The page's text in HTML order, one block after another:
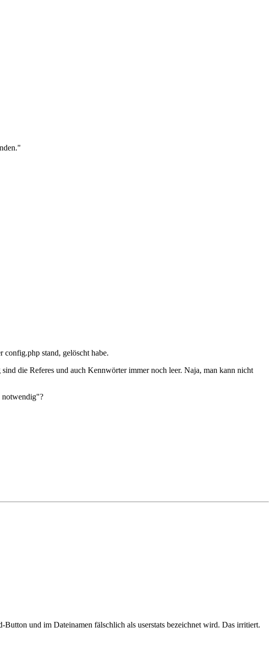
stand, gelöscht habe.
die Referes und auch Kennwörter immer noch leer. Naja, man kann nicht
notwendig"?
und im Dateinamen fälschlich als userstats bezeichnet wird. Das irritiert.